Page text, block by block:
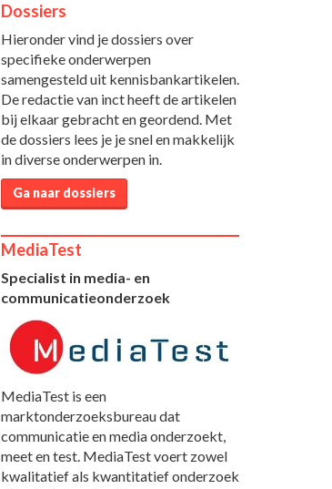
Dossiers
Hieronder vind je dossiers over
specifieke onderwerpen
samengesteld uit kennisbankartikelen.
De redactie van inct heeft de artikelen
bij elkaar gebracht en geordend. Met
de dossiers lees je je snel en makkelijk
in diverse onderwerpen in.
Ga naar dossiers
MediaTest
Specialist in media- en
communicatieonderzoek
MediaTest is een
marktonderzoeksbureau dat
communicatie en media onderzoekt,
meet en test. MediaTest voert zowel
kwalitatief als kwantitatief onderzoek